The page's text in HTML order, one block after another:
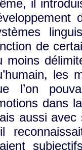
il
de
moins
les
l’on
dans
aussi avec